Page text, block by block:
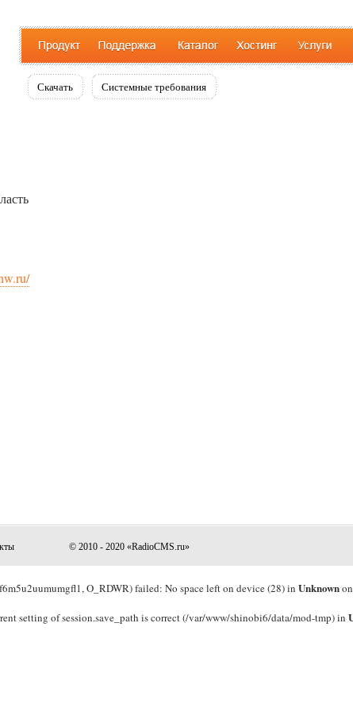
Скачать Системные требования
© 2010 - 2020 «RadioCMS.ru»
O_RDWR) failed: No space left on device (28) in Unknown
setting of session.save_path is correct (/var/www/shinobi6/data/mod-tmp) in